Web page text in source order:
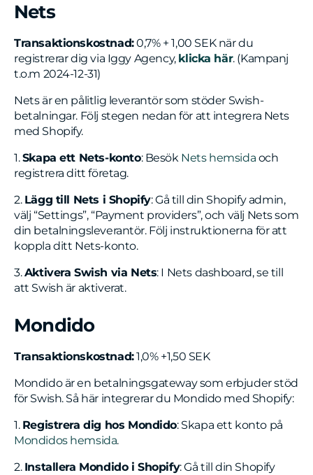
Nets
Transaktionskostnad:0,7% + 1,00 SEK när du
registrerar dig via Iggy Agency, klicka här. (Kampanj
t.o.m 2024-12-31)
Nets är en pålitlig leverantör som stöder Swish-
betalningar. Följ stegen nedan för att integrera Nets
med Shopify.
1. Skapa ett Nets-konto: Besök Nets hemsida och
registrera ditt företag.
2. Lägg till Nets i Shopify: Gå till din Shopify admin,
välj “Settings”, “Payment providers”, och välj Nets som
din betalningsleverantör. Följ instruktionerna för att
koppla ditt Nets-konto.
3. Aktivera Swish via Nets: I Nets dashboard, se till
att Swish är aktiverat.
Mondido
Transaktionskostnad:1,0% +1,50 SEK
Mondido är en betalningsgateway som erbjuder stöd
för Swish. Så här integrerar du Mondido med Shopify:
1. Registrera dig hos Mondido: Skapa ett konto på
Mondidos hemsida.
2. Installera Mondido i Shopify: Gå till din Shopify